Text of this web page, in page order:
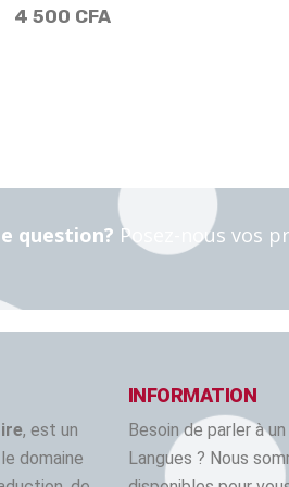
4 500 CFA
question? Posez-nous vos
, est un
domaine
INFORMATION
Besoin de parler à
Langues ? Nous